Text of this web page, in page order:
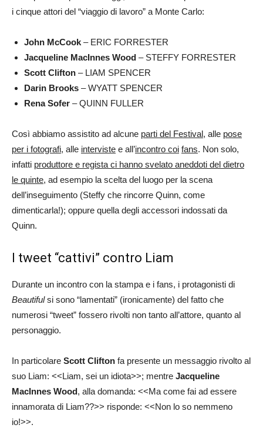
i cinque attori del “viaggio di lavoro” a Monte Carlo:
John McCook – ERIC FORRESTER
Jacqueline MacInnes Wood – STEFFY FORRESTER
Scott Clifton – LIAM SPENCER
Darin Brooks – WYATT SPENCER
Rena Sofer – QUINN FULLER
Così abbiamo assistito ad alcune parti del Festival, alle pose
per i fotografi, alle interviste e all’incontro coi fans. Non solo,
infatti produttore e regista ci hanno svelato aneddoti del dietro
le quinte, ad esempio la scelta del luogo per la scena
dell’inseguimento (Steffy che rincorre Quinn, come
dimenticarla!); oppure quella degli accessori indossati da
Quinn.
I tweet “cattivi” contro Liam
Durante un incontro con la stampa e i fans, i protagonisti di
Beautifulsi sono “lamentati” (ironicamente) del fatto che
numerosi “tweet” fossero rivolti non tanto all’attore, quanto al
personaggio.
In particolare Scott Clifton fa presente un messaggio rivolto al
suo Liam: <<Liam, sei un idiota>>; mentre Jacqueline
MacInnes Wood, alla domanda: <<Ma come fai ad essere
innamorata di Liam??>> risponde: <<Non lo so nemmeno
io!>>.